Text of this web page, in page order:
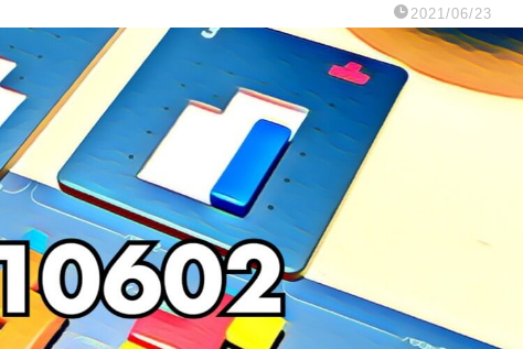
2021/06/23